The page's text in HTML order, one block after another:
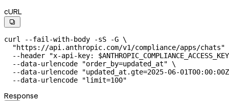
cURL

curl --fail-with-body -sS -G \
  "https://api.anthropic.com/v1/compliance/apps/chats"
  --header
"x-api-key: $ANTHROPIC_COMPLIANCE_ACCESS_KEY
  --data-urlencode
"order_by=updated_at" \
  --data-urlencode
"updated_at.gte=2025-06-
  --data-urlencode
"limit=100"
Response